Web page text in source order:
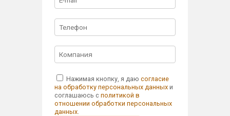
Нажимая кнопку, я даюсогласие
на обработку персональных данных и
соглашаюсь сполитикой в
отношении обработки персональных
данных